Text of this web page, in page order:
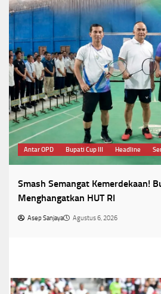
Antar OPD Bupati Cup III Headline
Smash Semangat Kemerdekaan!
Menghangatkan HUT RI
Asep Sanjaya Agustus 6, 2026